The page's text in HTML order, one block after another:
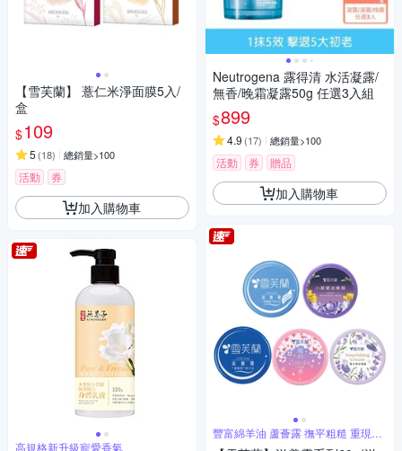
【雪芙蘭】 薏仁米淨面膜5入/
盒
$109
5 (18) 總銷量>100
活動 券
加入購物車
高規格新升級寵愛香氣
Neutrogena 露得清 水活凝露/
無香/晚霜凝露50g 任選3入組
$899
4.9 (17) 總銷量>100
活動 券 贈品
加入購物車
豐富綿羊油 蘆薈露 撫平粗糙 重現光
滑